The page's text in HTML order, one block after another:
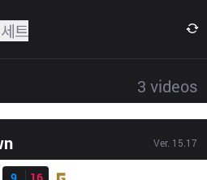
트
3 videos
Ver. 15.17